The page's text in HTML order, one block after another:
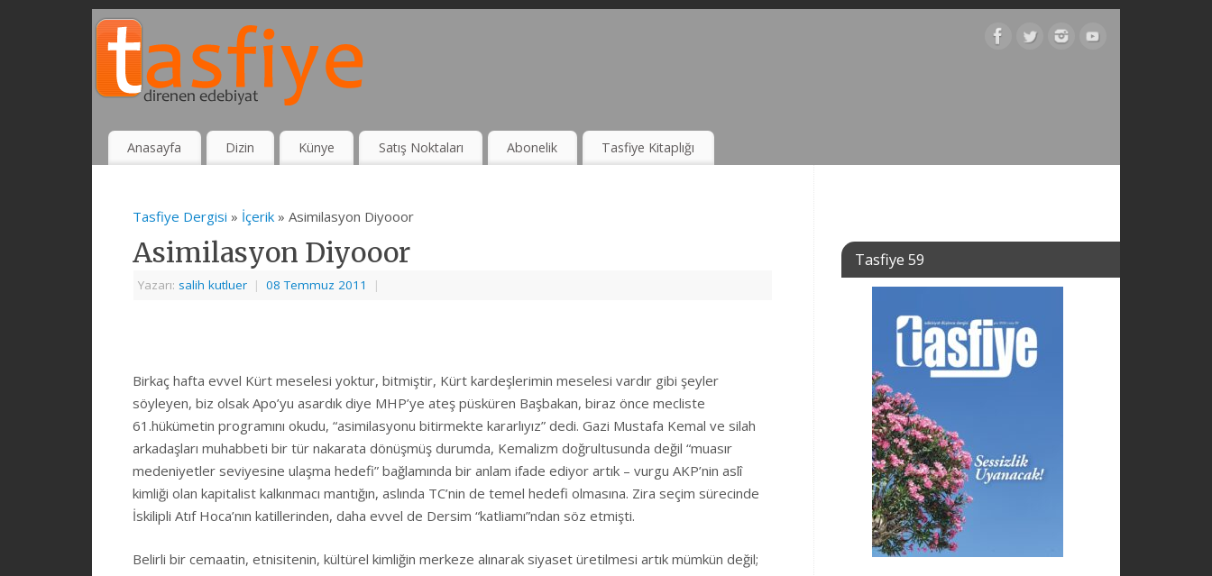
Anasayfa Dizin Künye Satış Noktaları Abonelik Tasfiye Kitaplığı
Tasfiye Dergisi » İçerik » Asimilasyon Diyooor
Asimilasyon Diyooor
Yazarı: salih kutluer | 08 Temmuz 2011 |
Birkaç hafta evvel Kürt meselesi yoktur, bitmiştir, Kürt kardeşlerimin meselesi vardır gibi şeyler
söyleyen, biz olsak Apo’yu asardık diye MHP’ye ateş püsküren Başbakan, biraz önce mecliste
61.hükümetin programını okudu, “asimilasyonu bitirmekte kararlıyız” dedi. Gazi Mustafa Kemal ve silah
arkadaşları muhabbeti bir tür nakarata dönüşmüş durumda, Kemalizm doğrultusunda değil “muasır
medeniyetler seviyesine ulaşma hedefi” bağlamında bir anlam ifade ediyor artık – vurgu AKP’nin aslî
kimliği olan kapitalist kalkınmacı mantığın, aslında TC’nin de temel hedefi olmasına. Zira seçim sürecinde
İskilipli Atıf Hoca’nın katillerinden, daha evvel de Dersim “katliamı”ndan söz etmişti.
Belirli bir cemaatin, etnisitenin, kültürel kimliğin merkeze alınarak siyaset üretilmesi artık mümkün değil;
Tasfiye 59